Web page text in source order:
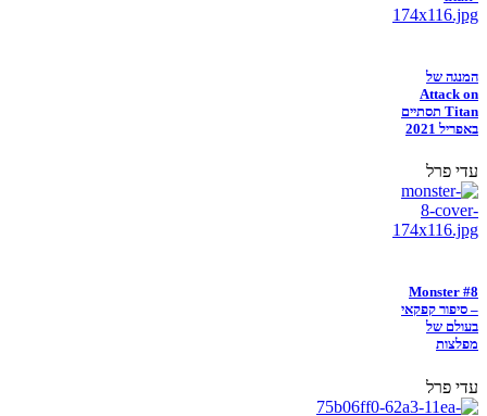
המנגה של
Attack on
Titan תסתיים
באפריל 2021
עדי פרל
Monster #8
– סיפור קפקאי
בעולם של
מפלצות
עדי פרל